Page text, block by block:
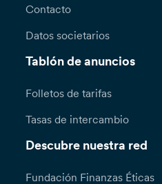
Contacto
Datos societarios
Tablón de anuncios
Folletos de tarifas
Tasas de intercambio
Descubre nuestra red
Fundación Finanzas Éticas